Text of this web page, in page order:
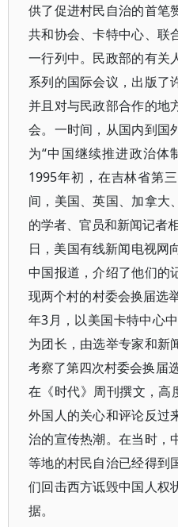
供了促进村民自治的首笔
共和协会、卡特中心、联
一行列中。民政部的有关
系列的国际会议，出版了
并且对与民政部合作的地
会。一时间，从国内到国
为“中国继续推进政治体
1995年初，在吉林省第
间，美国、英国、加拿大
的学者、官员和新闻记者
日，美国有线新闻电视网
中国报道，介绍了他们的
现两个村的村委会换届选
年3月，以美国卡特中心
为团长，由选举专家和新
考察了第四次村委会换届
在《时代》周刊撰文，高
外国人的关心和评论反过
治的宣传热潮。在当时，
等地的村民自治已经得到
们回击西方诋毁中国人权
据。